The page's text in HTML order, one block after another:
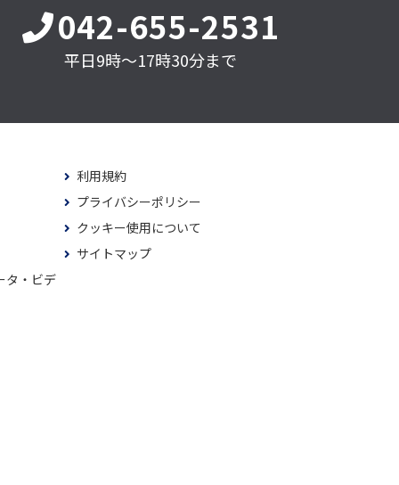
042-655-2531
平日9時～17時30分まで
タ・ビデ
利用規約
プライバシーポリシー
クッキー使用について
サイトマップ